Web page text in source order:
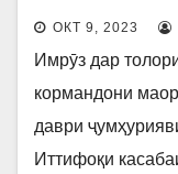
МАОРИФ
ОКТ 9, 2023
Имрӯз дар
кормандони
даври
Иттифоқи